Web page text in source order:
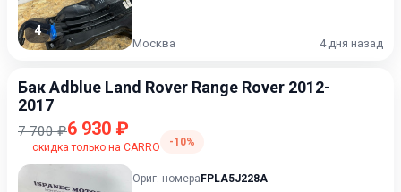
4
Москва 4 дня назад
Бак Adblue Land Rover Range Rover 2012-
2017
7 700 ₽6 930 ₽
скидка только на CARRO -10%
Ориг. номера FPLA5J228A